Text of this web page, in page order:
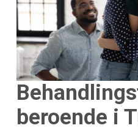
beroende i